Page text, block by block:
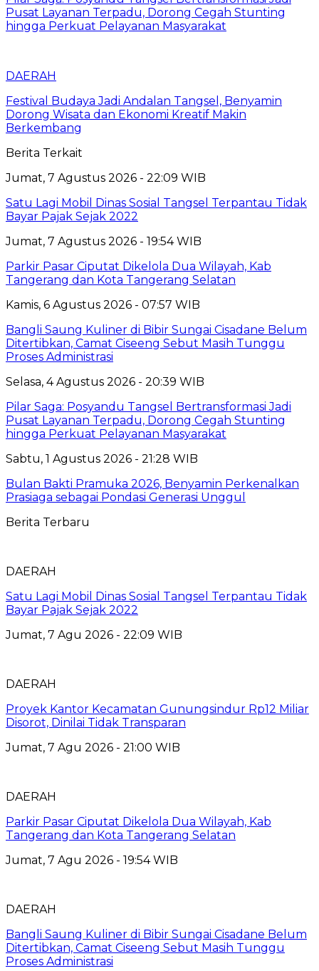
Pusat Layanan Terpadu, Dorong Cegah Stunting
hingga Perkuat Pelayanan Masyarakat
DAERAH
Festival Budaya Jadi Andalan Tangsel, Benyamin
Dorong Wisata dan Ekonomi Kreatif Makin
Berkembang
Berita Terkait
Jumat, 7 Agustus 2026 - 22:09 WIB
Satu Lagi Mobil Dinas Sosial Tangsel Terpantau Tidak
Bayar Pajak Sejak 2022
Jumat, 7 Agustus 2026 - 19:54 WIB
Parkir Pasar Ciputat Dikelola Dua Wilayah, Kab
Tangerang dan Kota Tangerang Selatan
Kamis, 6 Agustus 2026 - 07:57 WIB
Bangli Saung Kuliner di Bibir Sungai Cisadane Belum
Ditertibkan, Camat Ciseeng Sebut Masih Tunggu
Proses Administrasi
Selasa, 4 Agustus 2026 - 20:39 WIB
Pilar Saga: Posyandu Tangsel Bertransformasi Jadi
Pusat Layanan Terpadu, Dorong Cegah Stunting
hingga Perkuat Pelayanan Masyarakat
Sabtu, 1 Agustus 2026 - 21:28 WIB
Bulan Bakti Pramuka 2026, Benyamin Perkenalkan
Prasiaga sebagai Pondasi Generasi Unggul
Berita Terbaru
DAERAH
Satu Lagi Mobil Dinas Sosial Tangsel Terpantau Tidak
Bayar Pajak Sejak 2022
Jumat, 7 Agu 2026 - 22:09 WIB
DAERAH
Proyek Kantor Kecamatan Gunungsindur Rp12 Miliar
Disorot, Dinilai Tidak Transparan
Jumat, 7 Agu 2026 - 21:00 WIB
DAERAH
Parkir Pasar Ciputat Dikelola Dua Wilayah, Kab
Tangerang dan Kota Tangerang Selatan
Jumat, 7 Agu 2026 - 19:54 WIB
DAERAH
Bangli Saung Kuliner di Bibir Sungai Cisadane Belum
Ditertibkan, Camat Ciseeng Sebut Masih Tunggu
Proses Administrasi